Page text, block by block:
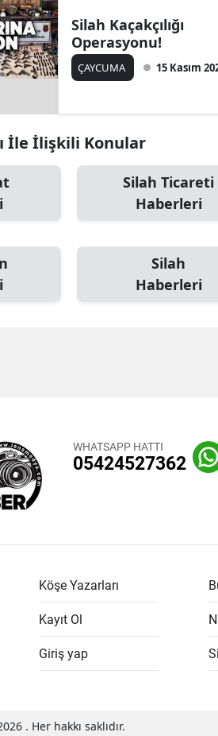
Silah Kaçakçılığı
Operasyonu!
ÇAYCUMA 15 Kasım
İle İlişkili Konular
Silah Ticareti
Haberleri
Silah
Haberleri
WHATSAPP HATTI
05424527362
Köşe Yazarları
Kayıt Ol
Giriş yap
. Her hakkı saklıdır.